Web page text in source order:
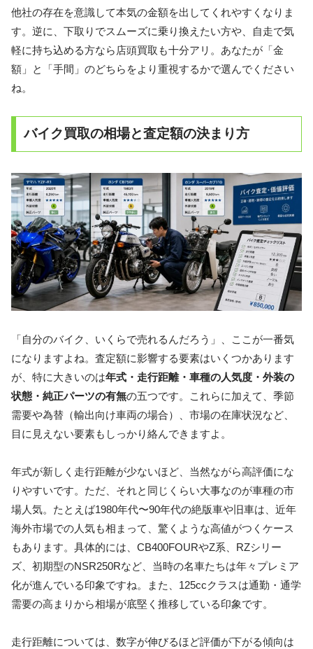
他社の存在を意識して本気の金額を出してくれやすくなりま
す。逆に、下取りでスムーズに乗り換えたい方や、自走で気
軽に持ち込める方なら店頭買取も十分アリ。あなたが「金
額」と「手間」のどちらをより重視するかで選んでください
ね。
バイク買取の相場と査定額の決まり方
「自分のバイク、いくらで売れるんだろう」、ここが一番気
になりますよね。査定額に影響する要素はいくつかあります
が、特に大きいのは年式・走行距離・車種の人気度・外装の
状態・純正パーツの有無の五つです。これらに加えて、季節
需要や為替（輸出向け車両の場合）、市場の在庫状況など、
目に見えない要素もしっかり絡んできますよ。
年式が新しく走行距離が少ないほど、当然ながら高評価にな
りやすいです。ただ、それと同じくらい大事なのが車種の市
場人気。たとえば1980年代〜90年代の絶版車や旧車は、近年
海外市場での人気も相まって、驚くような高値がつくケース
もあります。具体的には、CB400FOURやZ系、RZシリー
ズ、初期型のNSR250Rなど、当時の名車たちは年々プレミア
化が進んでいる印象ですね。また、125ccクラスは通勤・通学
需要の高まりから相場が底堅く推移している印象です。
走行距離については、数字が伸びるほど評価が下がる傾向は